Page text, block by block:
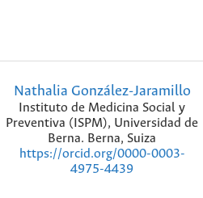
Nathalia González-Jaramillo
Instituto de Medicina Social y
Preventiva (ISPM), Universidad de
Berna. Berna, Suiza
https://orcid.org/0000-0003-
4975-4439